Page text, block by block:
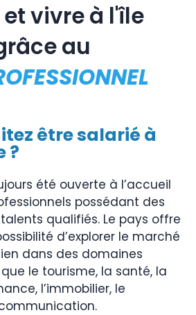
vivre à l'île
au
être salarié à
?
été ouverte à l’accueil
possédant des
qualifiés. Le pays offre
d’explorer le marché
dans des domaines
le tourisme, la santé, la
l’immobilier, le